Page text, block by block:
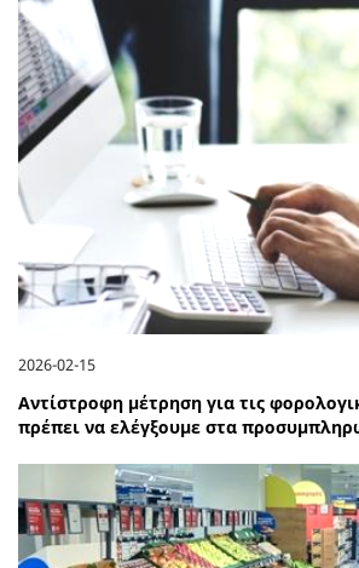
2026-02-15
Αντίστροφη μέτρηση για τις
πρέπει να ελέγξουμε στα